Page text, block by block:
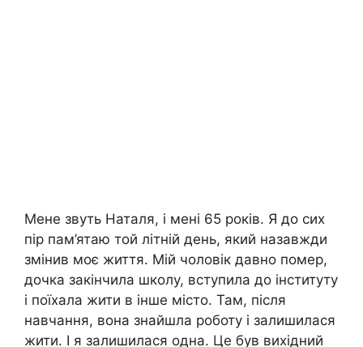
Мене звуть Наталя, і мені 65 років. Я до сих
пір пам’ятаю той літній день, який назавжди
змінив моє життя. Мій чоловік давно помер,
дочка закінчила школу, вступила до інституту
і поїхала жити в інше місто. Там, після
навчання, вона знайшла роботу і залишилася
жити. І я залишилася одна. Це був вихідний